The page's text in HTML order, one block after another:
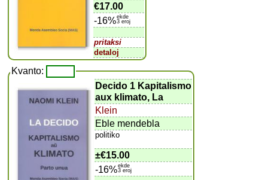
€17.00
-16%ekde
3 eroj
pritaksi
detaloj
Kvanto:
Decido 1 Kapitalismo
aux klimato, La
Klein
Eble mendebla
politiko
±€15.00
-16%ekde
3 eroj